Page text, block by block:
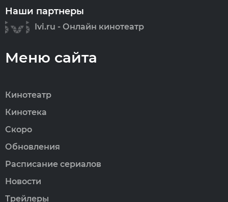
Наши партнеры
Ivi.ru - Онлайн кинотеатр
Меню сайта
Кинотеатр
Кинотека
Скоро
Обновления
Расписание сериалов
Новости
Трейлеры